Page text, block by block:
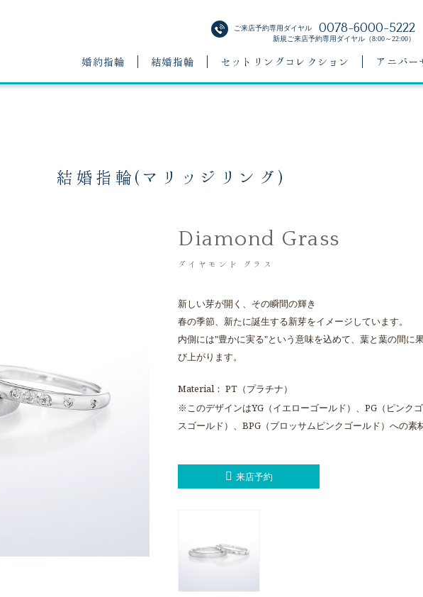
ご来店予約専用ダイヤル 0078-6000-5222
新規ご来店予約専用ダイヤル（8:00～22:00）
婚約指輪 結婚指輪 セットリングコレクション アニバー
結婚指輪(マリッジリング)
Diamond Grass
ダイヤモンド グラス
新しい芽が開く、その瞬間の輝き
春の季節、新たに誕生する新芽をイメージしています。
内側には"豊かに実る"という意味を込めて、葉と葉の間に
び上がります。
Material： PT（プラチナ）
※このデザインはYG（イエローゴールド）、PG（ピンク
スゴールド）、BPG（ブロッサムピンクゴールド）への素
来店予約